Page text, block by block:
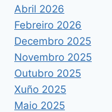
Abril 2026
Febreiro 2026
Decembro 2025
Novembro 2025
Outubro 2025
Xuño 2025
Maio 2025